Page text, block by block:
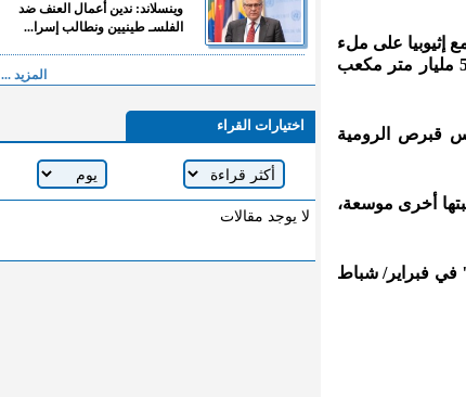
إثيوبيا على ملء
السد وتشغيله، لضمان استمرار تدفق حصّتيهما السنوية من المياه المقدرة بـ55.5 مليار متر مكعب
قبرص الرومية
أخرى موسعة،
في فبراير/ شباط
وينسلاند: ندين أعمال العنف ضد
الفلسـ طينيين ونطالب إسرا...
المزيد ...
اختيارات القراء
لا يوجد مقالات